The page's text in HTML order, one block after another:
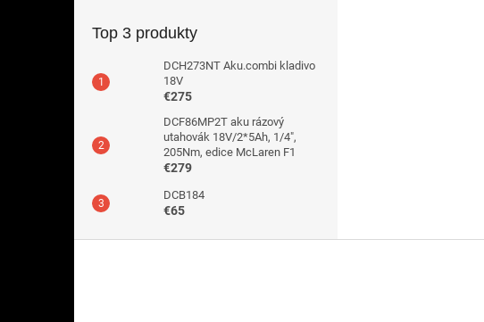
Top 3 produkty
DCH273NT Aku.combi kladivo
18V
€275
DCF86MP2T aku rázový
utahovák 18V/2*5Ah, 1/4",
205Nm, edice McLaren F1
€279
DCB184
€65